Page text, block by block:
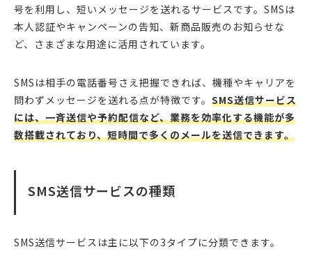
号を利用し、短いメッセージを送れるサービスです。SMSは
本人認証やキャンペーンの告知、新商品販売のお知らせな
ど、さまざまな用途に活用されています。
SMSは相手の電話番号さえ把握できれば、機種やキャリアを
問わずメッセージを送れる点が特徴です。 SMS送信サービス
には、一斉送信や予約配信など、業務を効率化する機能が多
数搭載されており、短時間で多くのメールを送信できます。
SMS送信サービスの種類
SMS送信サービスは主に以下の3タイプに分類できます。